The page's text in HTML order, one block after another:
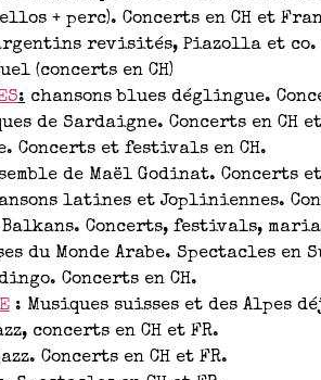
cellos + perc). Concerts en CH et
revisités, Piazolla et co.
(concerts en CH)
: chansons blues déglingue.
de Sardaigne. Concerts en CH
Concerts et festivals en CH.
de Maël Godinat. Concerts
latines et Jopliniennes.
Balkans. Concerts, festivals,
du Monde Arabe. Spectacles en
Concerts en CH.
: Musiques suisses et des Alpes
concerts en CH et FR.
Concerts en CH et FR.